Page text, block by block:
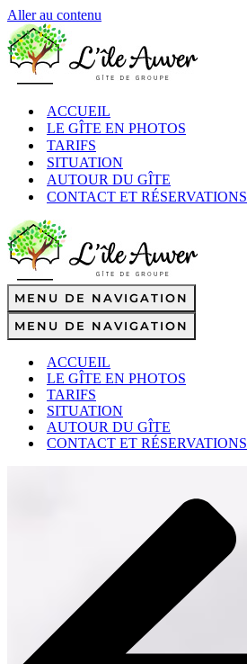
Aller au contenu
ACCUEIL
LE GÎTE EN PHOTOS
TARIFS
SITUATION
AUTOUR DU GÎTE
CONTACT ET RÉSERVATIONS
MENU DE NAVIGATION
MENU DE NAVIGATION
ACCUEIL
LE GÎTE EN PHOTOS
TARIFS
SITUATION
AUTOUR DU GÎTE
CONTACT ET RÉSERVATIONS